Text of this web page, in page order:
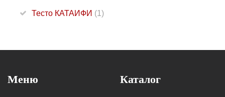
Тесто КАТАИФИ (1)
Меню Каталог